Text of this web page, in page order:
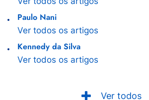
Paulo Nani
Ver todos os artigos
Kennedy da Silva
Ver todos os artigos
Ver todos